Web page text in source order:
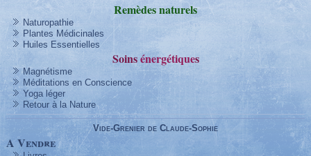
Remèdesnaturels
Naturopathie
Plantes Médicinales
Huiles Essentielles
Soinsénergétiques
Magnétisme
Méditations en Conscience
Yoga léger
Retour à la Nature
Vide-Grenier de Claude-Sophie
A Vendre